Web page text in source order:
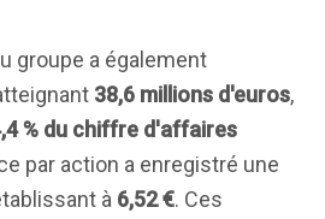
groupe a également
38,6 millions d'euros,
% du chiffre d'affaires
par action a enregistré une
à 6,52 €. Ces